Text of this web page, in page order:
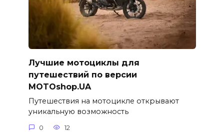
Лучшие мотоциклы для
путешествий по версии
MOTOshop.UA
Путешествия на мотоцикле открывают
уникальную возможность
0 12